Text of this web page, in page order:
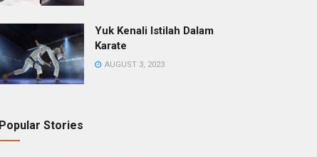
Yuk Kenali Istilah Dalam
Karate
AUGUST 3, 2023
Popular Stories